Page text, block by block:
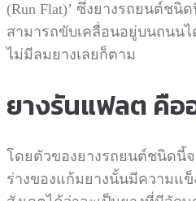
(Run Flat)’ ซึ่งยางรถยนต์ชนิ
สามารถขับเคลื่อนอยู่บนถนน
ไม่มีลมยางเลยก็ตาม
ยางรันแฟลต คือ
โดยตัวของยางรถยนต์ชนิดนี้
ร่างของแก้มยางนั้นมีความแข็